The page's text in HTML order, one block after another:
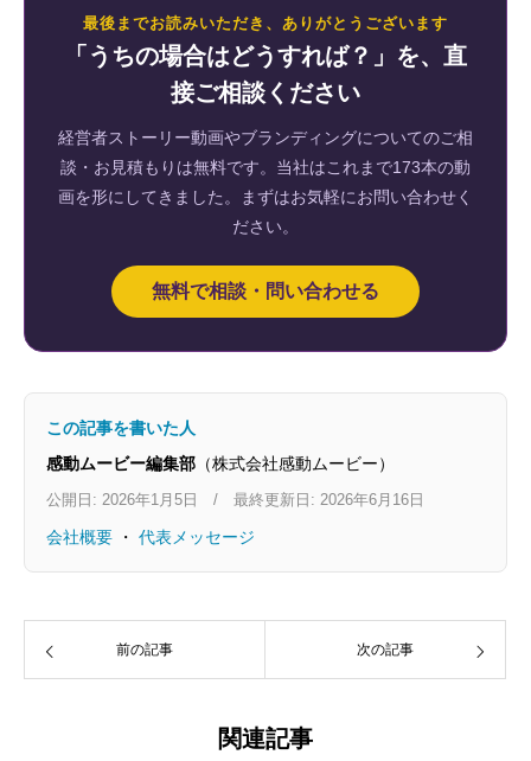
最後までお読みいただき、ありがとうございます
「うちの場合はどうすれば？」を、直
接ご相談ください
経営者ストーリー動画やブランディングについてのご相
談・お見積もりは無料です。当社はこれまで173本の動
画を形にしてきました。まずはお気軽にお問い合わせく
ださい。
無料で相談・問い合わせる
この記事を書いた人
感動ムービー編集部 （株式会社感動ムービー）
公開日: 2026年1月5日 / 最終更新日: 2026年6月16日
会社概要 ・ 代表メッセージ
前の記事 次の記事
関連記事